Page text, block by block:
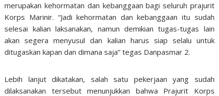
merupakan kehormatan dan kebanggaan bagi seluruh prajurit
Korps Marinir. “Jadi kehormatan dan kebanggaan itu sudah
selesai kalian laksanakan, namun demikian tugas-tugas lain
akan segera menyusul dan kalian harus siap selalu untuk
ditugaskan kapan dan dimana saja” tegas Danpasmar 2.
Lebih lanjut dikatakan, salah satu pekerjaan yang sudah
dilaksanakan tersebut menunjukkan bahwa Prajurit Korps